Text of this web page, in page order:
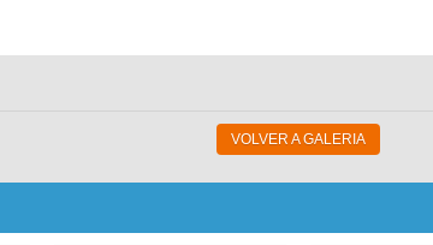
VOLVER A GALERIA